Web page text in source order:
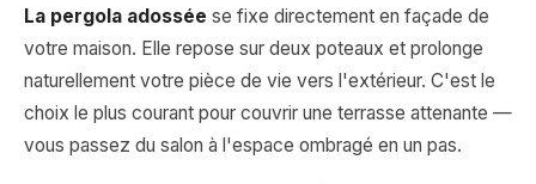
La pergola adossée se fixe directement en façade de
votre maison. Elle repose sur deux poteaux et prolonge
naturellement votre pièce de vie vers l'extérieur. C'est le
choix le plus courant pour couvrir une terrasse attenante —
vous passez du salon à l'espace ombragé en un pas.